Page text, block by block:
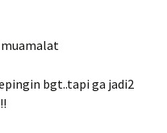
bgt..tapi ga jadi2